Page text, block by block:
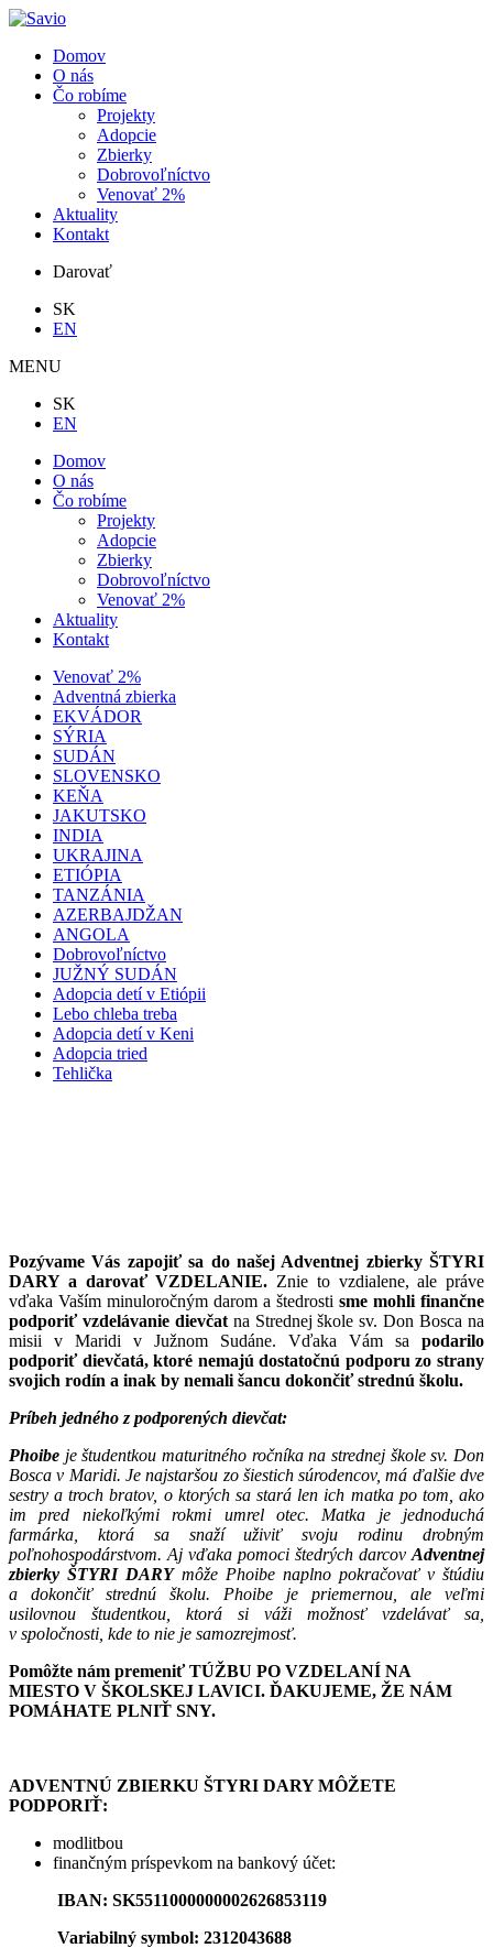
Domov
O nás
Čo robíme
Projekty
Adopcie
Zbierky
Dobrovoľníctvo
Venovať 2%
Aktuality
Kontakt
Darovať
SK
EN
MENU
SK
EN
Domov
O nás
Čo robíme
Projekty
Adopcie
Zbierky
Dobrovoľníctvo
Venovať 2%
Aktuality
Kontakt
Venovať 2%
Adventná zbierka
EKVÁDOR
SÝRIA
SUDÁN
SLOVENSKO
KEŇA
JAKUTSKO
INDIA
UKRAJINA
ETIÓPIA
TANZÁNIA
AZERBAJDŽAN
ANGOLA
Dobrovoľníctvo
JUŽNÝ SUDÁN
Adopcia detí v Etiópii
Lebo chleba treba
Adopcia detí v Keni
Adopcia tried
Tehlička
Pozývame Vás zapojiť sa do našej Adventnej zbierky ŠTYRI
DARY a darovať VZDELANIE. Znie to vzdialene, ale práve
vďaka Vaším minuloročným darom a štedrosti sme mohli finančne
podporiť vzdelávanie dievčatna Strednej škole sv. Don Bosca na
misii v Maridi v Južnom Sudáne. Vďaka Vám sa podarilo
podporiť dievčatá, ktoré nemajú dostatočnú podporu zo strany
svojich rodín a inak by nemali šancu dokončiť strednú školu.
Príbeh jedného z podporených dievčat:
Phoibe je študentkou maturitného ročníka na strednej škole sv. Don
Bosca v Maridi. Je najstaršou zo šiestich súrodencov, má ďalšie dve
sestry a troch bratov, o ktorých sa stará len ich matka po tom, ako
im pred niekoľkými rokmi umrel otec. Matka je jednoduchá
farmárka, ktorá sa snaží uživiť svoju rodinu drobným
poľnohospodárstvom. Aj vďaka pomoci štedrých darcov Adventnej
zbierky ŠTYRI DARYmôže Phoibe naplno pokračovať v štúdiu
a dokončiť strednú školu. Phoibe je priemernou, ale veľmi
usilovnou študentkou, ktorá si váži možnosť vzdelávať sa,
v spoločnosti, kde to nie je samozrejmosť.
Pomôžte nám premeniť TÚŽBU PO VZDELANÍ NA
MIESTO V ŠKOLSKEJ LAVICI. ĎAKUJEME, ŽE NÁM
POMÁHATE PLNIŤ SNY.
ADVENTNÚ ZBIERKU ŠTYRI DARY MÔŽETE
PODPORIŤ:
modlitbou
finančným príspevkom na bankový účet:
IBAN: SK5511000000002626853119
Variabilný symbol: 2312043688